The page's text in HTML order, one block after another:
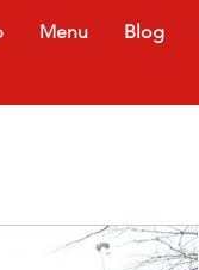
Menu Blog